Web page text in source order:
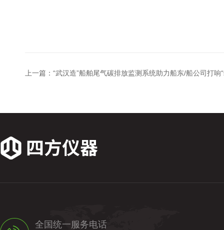
上一篇： “武汉造”船舶尾气碳排放监测系统助力船东/船公司打响
全国统一服务电话